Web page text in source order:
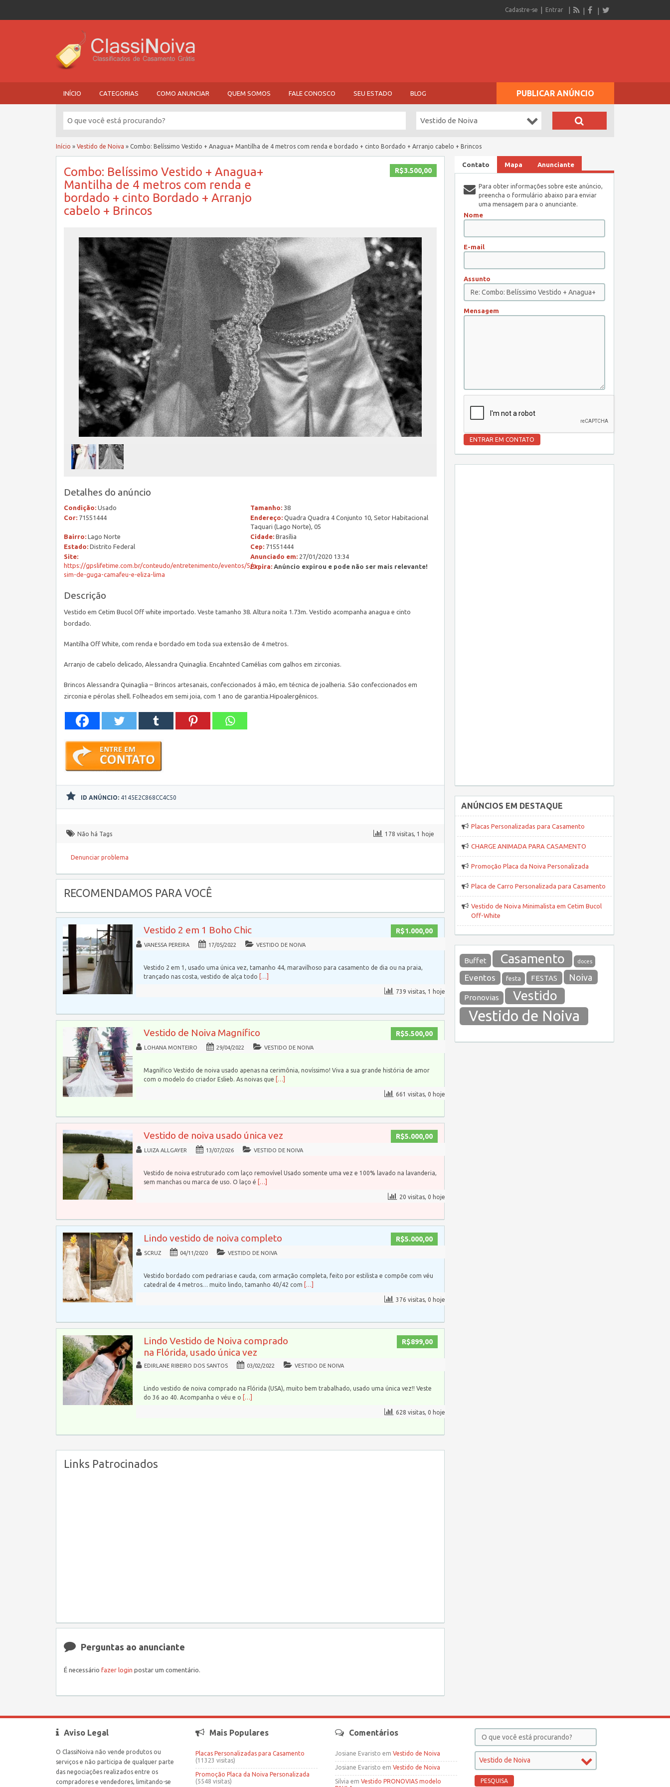
Cadastre-se Entrar
INÍCIO CATEGORIAS COMO ANUNCIAR QUEM SOMOS FALE CONOSCO SEU ESTADO BLOG PUBLICAR ANÚNCIO
Vestido de Noiva
Início » Vestido de Noiva » Combo: Belíssimo Vestido + Anagua+ Mantilha de 4 metros com renda e bordado + cinto Bordado + Arranjo cabelo + Brincos
R$3.500,00
Combo: Belíssimo Vestido + Anagua+
Mantilha de 4 metros com renda e
bordado + cinto Bordado + Arranjo
cabelo + Brincos
Detalhes do anúncio
Condição: Usado Tamanho: 38
Cor: 71551444 Endereço: Quadra Quadra 4 Conjunto 10, Setor Habitacional
Taquari (Lago Norte), 05
Bairro: Lago Norte Cidade: Brasília
Estado: Distrito Federal Cep: 71551444
Site:
https://gpslifetime.com.br/conteudo/entretenimento/eventos/5/o-
sim-de-guga-camafeu-e-eliza-lima
Anunciado em: 27/01/2020 13:34
Expira: Anúncio expirou e pode não ser mais relevante!
Descrição
Vestido em Cetim Bucol Off white importado. Veste tamanho 38. Altura noita 1.73m. Vestido acompanha anagua e cinto
bordado.
Mantilha Off White, com renda e bordado em toda sua extensão de 4 metros.
Arranjo de cabelo delicado, Alessandra Quinaglia. Encahnted Camélias com galhos em zirconias.
Brincos Alessandra Quinaglia – Brincos artesanais, confeccionados á mão, em técnica de joalheria. São confeccionados em
zirconia e pérolas shell. Folheados em semi joia, com 1 ano de garantia.Hipoalergênicos.
ID ANÚNCIO: 4145E2C868CC4C50
Não há Tags 178 visitas, 1 hoje
Denunciar problema
RECOMENDAMOS PARA VOCÊ
R$1.000,00
Vestido 2 em 1 Boho Chic
VANESSA PEREIRA 17/05/2022 VESTIDO DE NOIVA
Vestido 2 em 1, usado uma única vez, tamanho 44, maravilhoso para casamento de dia ou na praia,
trançado nas costa, vestido de alça todo […]
739 visitas, 1 hoje
R$5.500,00
Vestido de Noiva Magnífico
LOHANA MONTEIRO 29/04/2022 VESTIDO DE NOIVA
Magnífico Vestido de noiva usado apenas na cerimônia, novíssimo! Viva a sua grande história de amor
com o modelo do criador Eslieb. As noivas que […]
661 visitas, 0 hoje
R$5.000,00
Vestido de noiva usado única vez
LUIZA ALLGAYER 13/07/2026 VESTIDO DE NOIVA
Vestido de noiva estruturado com laço removível Usado somente uma vez e 100% lavado na lavanderia,
sem manchas ou marca de uso. O laço é […]
20 visitas, 0 hoje
R$5.000,00
Lindo vestido de noiva completo
SCRUZ 04/11/2020 VESTIDO DE NOIVA
Vestido bordado com pedrarias e cauda, com armação completa, feito por estilista e compõe com véu
catedral de 4 metros… muito lindo, tamanho 40/42 com […]
376 visitas, 0 hoje
R$899,00
Lindo Vestido de Noiva comprado
na Flórida, usado única vez
EDIRLANE RIBEIRO DOS SANTOS 03/02/2022 VESTIDO DE NOIVA
Lindo vestido de noiva comprado na Flórida (USA), muito bem trabalhado, usado uma única vez!! Veste
do 36 ao 40. Acompanha o véu e o […]
628 visitas, 0 hoje
Links Patrocinados
Perguntas ao anunciante
É necessário fazer login postar um comentário.
Contato Mapa Anunciante
Para obter informações sobre este anúncio,
preencha o formulário abaixo para enviar
uma mensagem para o anunciante.
Nome
E-mail
Assunto
Mensagem
ANÚNCIOS EM DESTAQUE
Placas Personalizadas para Casamento
CHARGE ANIMADA PARA CASAMENTO
Promoção Placa da Noiva Personalizada
Placa de Carro Personalizada para Casamento
Vestido de Noiva Minimalista em Cetim Bucol
Off-White
Buffet Casamento doces
Eventos festa FESTAS Noiva
Pronovias Vestido
Vestido de Noiva
Aviso Legal
O ClassiNoiva não vende produtos ou
serviços e não participa de qualquer parte
das negociações realizados entre os
compradores e vendedores, limitando-se
Mais Populares
Placas Personalizadas para Casamento
(11323 visitas)
Promoção Placa da Noiva Personalizada
(5548 visitas)
Comentários
Josiane Evaristo em Vestido de Noiva
Josiane Evaristo em Vestido de Noiva
Silvia em Vestido PRONOVIAS modelo
Vestido de Noiva